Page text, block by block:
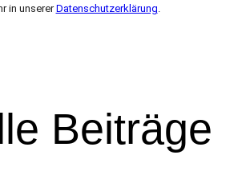
in unsererDatenschutzerklärung.
Beiträge